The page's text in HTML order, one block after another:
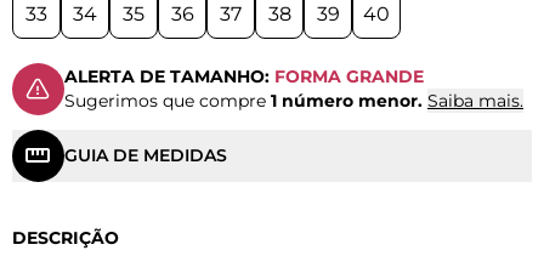
33 34 35 36 37 38 39 40
ALERTA DE TAMANHO: FORMA GRANDE
Sugerimos que compre 1 número menor. Saiba mais.
GUIA DE MEDIDAS
DESCRIÇÃO